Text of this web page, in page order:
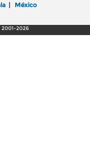
| México
2026